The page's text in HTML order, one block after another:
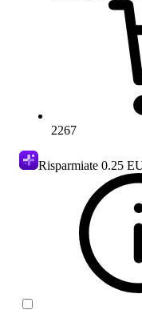
2267
Risparmiate 0.25